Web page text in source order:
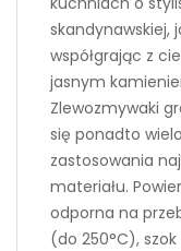
skandynawskiej,
współgrając z
jasnym
Zlewozmywaki
się ponadto
zastosowania
materiału.
odporna na
(do 250°C),